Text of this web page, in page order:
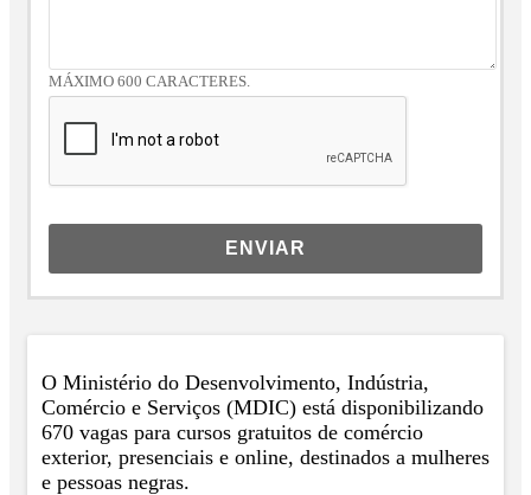
MÁXIMO 600 CARACTERES.
ENVIAR
O Ministério do Desenvolvimento, Indústria,
Comércio e Serviços (MDIC) está disponibilizando
670 vagas para cursos gratuitos de comércio
exterior, presenciais e online, destinados a mulheres
e pessoas negras.